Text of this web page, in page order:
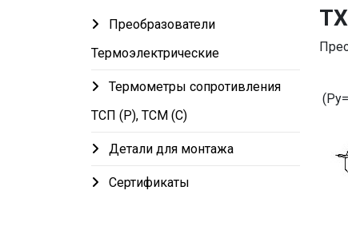
Преобразователи
Термоэлектрические
Термометры сопротивления
ТСП (Р), ТСМ (С)
Детали для монтажа
Сертификаты